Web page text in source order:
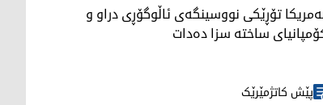
تۆڕێکی نووسینگەی ئاڵوگۆڕی دراو و
ساختە سزا دەدات
پێش کاتژمێرێک